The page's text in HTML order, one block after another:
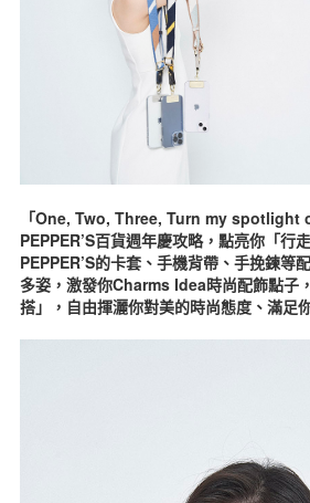
「One, Two, Three, Turn my spotlight
PEPPER’S百貨週年慶攻略，點亮你「行
PEPPER’S的卡套、手機背帶、手挽鍊等
多姿，激發你Charms Idea時尚配飾點子
搭」，自由揮灑你對美的時尚態度、滿足